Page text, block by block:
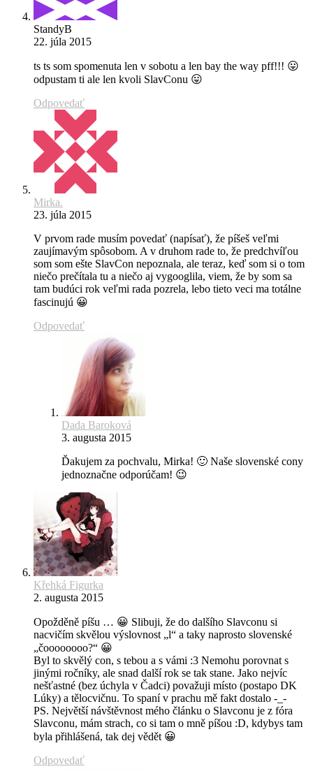
StandyB
22. júla 2015
ts ts som spomenuta len v sobotu a len bay the way pff!!! 😛
odpustam ti ale len kvoli SlavConu 😛
Odpovedať
Mirka.
23. júla 2015
V prvom rade musím povedať (napísať), že píšeš veľmi
zaujímavým spôsobom. A v druhom rade to, že predchvíľou
som som ešte SlavCon nepoznala, ale teraz, keď som si o tom
niečo prečítala tu a niečo aj vygooglila, viem, že by som sa
tam budúci rok veľmi rada pozrela, lebo tieto veci ma totálne
fascinujú 😀
Odpovedať
Dada Baroková
3. augusta 2015
Ďakujem za pochvalu, Mirka! 🙂 Naše slovenské cony
jednoznačne odporúčam! 😉
Křehká Figurka
2. augusta 2015
Opožděně píšu … 😀 Slibuji, že do dalšího Slavconu si
nacvičím skvělou výslovnost „l“ a taky naprosto slovenské
„čoooooooo?“ 😀
Byl to skvělý con, s tebou a s vámi :3 Nemohu porovnat s
jinými ročníky, ale snad další rok se tak stane. Jako nejvíc
nešťastné (bez úchyla v Čadci) považuji místo (postapo DK
Lúky) a tělocvičnu. To spaní v prachu mě fakt dostalo -_-
PS. Největší návštěvnost mého článku o Slavconu je z fóra
Slavconu, mám strach, co si tam o mně píšou :D, kdybys tam
byla přihlášená, tak dej vědět 😀
Odpovedať